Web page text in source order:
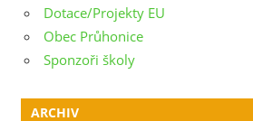
Dotace/Projekty EU
Obec Průhonice
Sponzoři školy
ARCHIV